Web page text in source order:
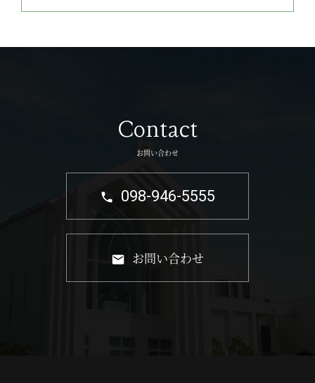
Contact
お問い合わせ
098-946-5555
お問い合わせ